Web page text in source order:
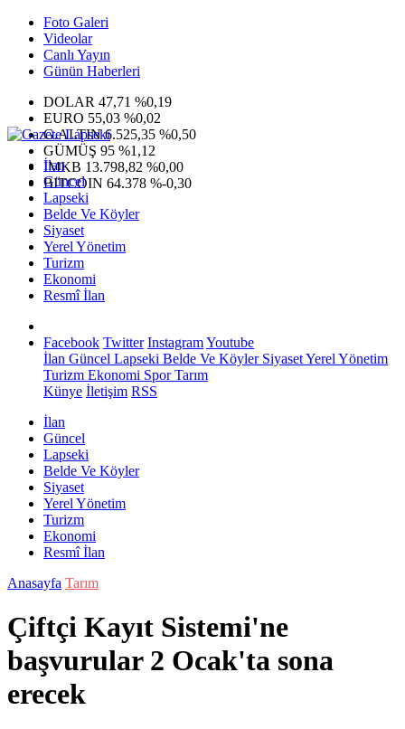
Foto Galeri
Videolar
Canlı Yayın
Günün Haberleri
DOLAR 47,71 %0,19
EURO 55,03 %0,02
G.ALTIN6.525,35 %0,50
GÜMÜŞ 95 %1,12
IMKB 13.798,82 %0,00
BITCOIN 64.378 %-0,30
İlan
Güncel
Lapseki
Belde Ve Köyler
Siyaset
Yerel Yönetim
Turizm
Ekonomi
Resmî İlan
Facebook Twitter InstagramYoutube
İlan Güncel Lapseki Belde Ve KöylerSiyasetYerel Yönetim
Turizm Ekonomi SporTarım
Künye İletişim RSS
İlan
Güncel
Lapseki
Belde Ve Köyler
Siyaset
Yerel Yönetim
Turizm
Ekonomi
Resmî İlan
Anasayfa Tarım
Çiftçi Kayıt Sistemi'ne
başvurular 2 Ocak'ta sona
erecek